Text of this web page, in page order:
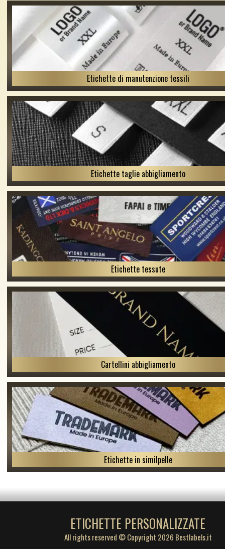
Etichette di manutenzione tessili
Etichette taglie abbigliamento
Etichette tessute
Cartellini abbigliamento
Etichette in similpelle
ETICHETTE PERSONALIZZATE
All rights reserved © Copyright 2026 Bestlabels.it